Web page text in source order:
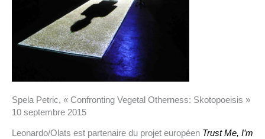
Spela Petric, « Confronting Vegetal Otherness: Skotopoeisis »
10 septembre 2015
Leonardo/Olats est partenaire du projet européen Trust Me, I’m